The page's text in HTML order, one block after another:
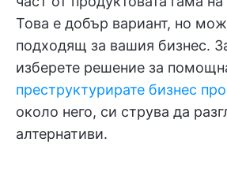
Това е добър вариант, но
подходящ за вашия бизнес.
изберете решение за
преструктурирате бизнес
около него, си струва да
алтернативи.